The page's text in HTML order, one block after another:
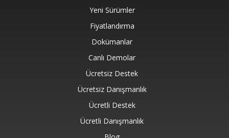
Yeni Sürümler
Fiyatlandırma
Dokümanlar
Canlı Demolar
Ücretsiz Destek
Ücretsiz Danışmanlık
Ücretli Destek
Ücretli Danışmanlık